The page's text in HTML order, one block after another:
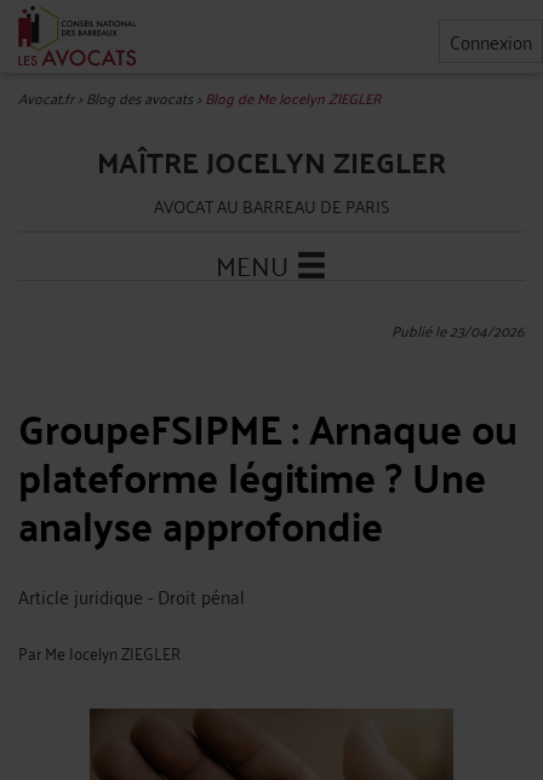
Connexion
Avocat.fr>Blog des avocats>Blog de Me Jocelyn ZIEGLER
MAÎTRE JOCELYN ZIEGLER
AVOCAT AU BARREAU DE PARIS
MENU
Publié le 23/04/2026
GroupeFSIPME : Arnaque ou
plateforme légitime ? Une
analyse approfondie
Article juridique - Droit pénal
ParMe Jocelyn ZIEGLER